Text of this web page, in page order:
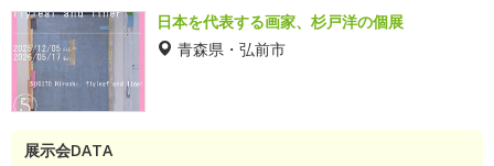
日本を代表する画家、杉戸洋の個展
青森県・弘前市
展示会DATA